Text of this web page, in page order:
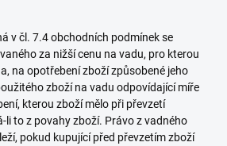
v čl. 7.4 obchodních podmínek se
za nižší cenu na vadu, pro kterou
na opotřebení zboží způsobené jeho
zboží na vadu odpovídající míře
kterou zboží mělo při převzetí
li to z povahy zboží. Právo z vadného
pokud kupující před převzetím zboží